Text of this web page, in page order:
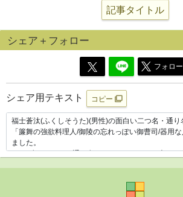
記事タイトル
シェア＋フォロー
フォロー
シェア用テキスト コピー